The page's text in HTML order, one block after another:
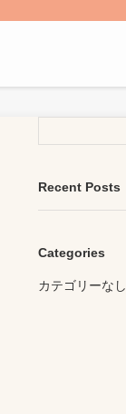
Recent Posts
Categories
カテゴリーなし